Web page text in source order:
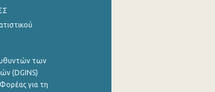
των
(DGINS)
για τη